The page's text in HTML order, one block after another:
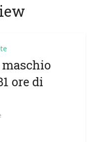
ore di